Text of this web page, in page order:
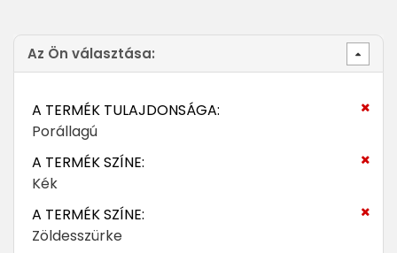
Az Ön választása:
A TERMÉK TULAJDONSÁGA:
Porállagú
A TERMÉK SZÍNE:
Kék
A TERMÉK SZÍNE:
Zöldesszürke